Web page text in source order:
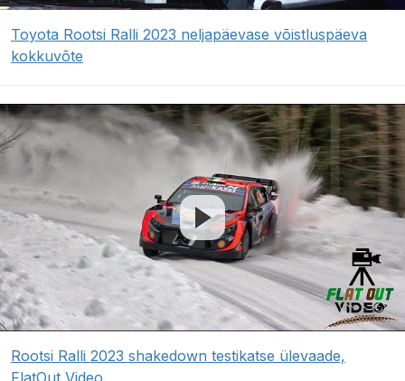
Toyota Rootsi Ralli 2023 neljapäevase võistluspäeva
kokkuvõte
Rootsi Ralli 2023 shakedown testikatse ülevaade,